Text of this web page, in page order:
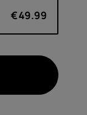
€49.99